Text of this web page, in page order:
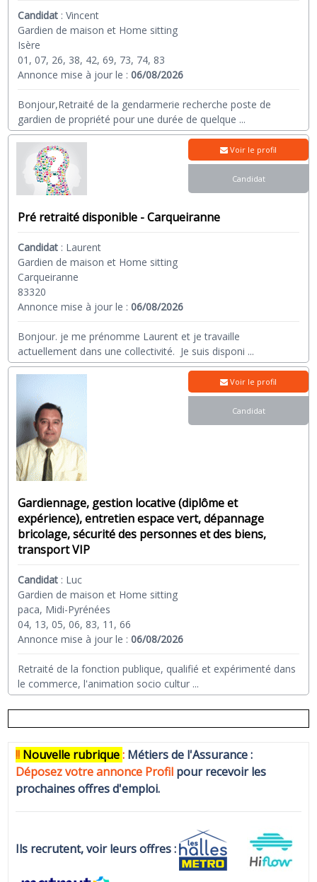
Candidat :Vincent
Gardien de maison et Home sitting
Isère
01, 07, 26, 38, 42, 69, 73, 74, 83
Annonce mise à jour le :06/08/2026
Bonjour,Retraité de la gendarmerie recherche poste de
gardien de propriété pour une durée de quelque ...
Pré retraité disponible - Carqueiranne
Candidat : Laurent
Gardien de maison et Home sitting
Carqueiranne
83320
Annonce mise à jour le :06/08/2026
Bonjour. je me prénomme Laurent et je travaille
actuellement dans une collectivité. Je suis disponi ...
Voir le profil
Candidat
Gardiennage, gestion locative (diplôme et
expérience), entretien espace vert, dépannage
bricolage, sécurité des personnes et des biens,
transport VIP
Candidat : Luc
Gardien de maison et Home sitting
paca, Midi-Pyrénées
04, 13, 05, 06, 83, 11, 66
Annonce mise à jour le :06/08/2026
Retraité de la fonction publique, qualifié et expérimenté dans
le commerce, l'animation socio cultur ...
Voir le profil
Candidat
!! Nouvelle rubrique: Métiers de l'Assurance :
Déposez votre annonce Profil pour recevoir les
prochaines offres d'emploi.
Ils recrutent, voir leurs offres :